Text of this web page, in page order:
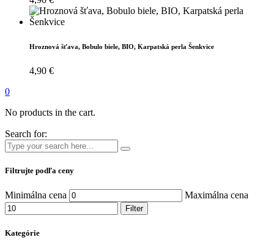
Hroznová šťava, Bobulo biele, BIO, Karpatská perla Šenkvice
4,90 €
0
No products in the cart.
Search for:
Filtrujte podľa ceny
Minimálna cena Maximálna cena
Filter
Kategórie